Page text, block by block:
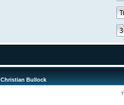
Christian Bullock